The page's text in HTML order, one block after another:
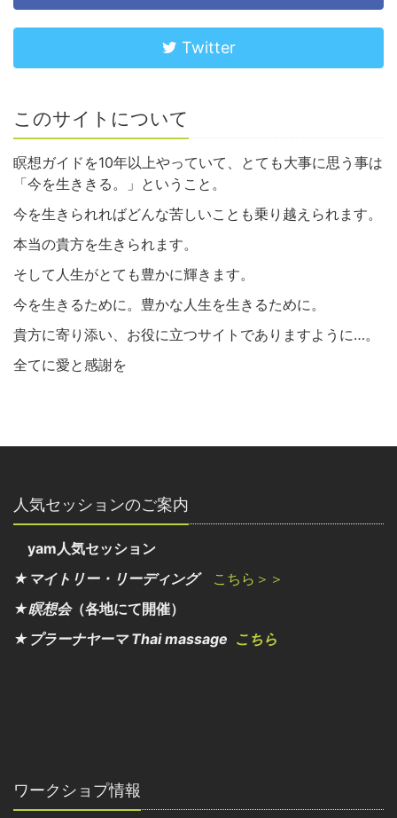
Twitter
このサイトについて
瞑想ガイドを10年以上やっていて、とても大事に思う事は
「今を生ききる。」ということ。
今を生きられればどんな苦しいことも乗り越えられます。
本当の貴方を生きられます。
そして人生がとても豊かに輝きます。
今を生きるために。豊かな人生を生きるために。
貴方に寄り添い、お役に立つサイトでありますように…。
全てに愛と感謝を
人気セッションのご案内
yam人気セッション
★マイトリー・リーディング
こちら＞＞
★瞑想会（各地にて開催）
★プラーナヤーマ Thai massage こちら
ワークショプ情報